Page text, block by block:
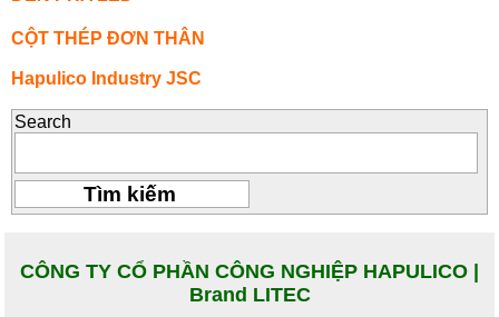
CỘT THÉP ĐƠN THÂN
Hapulico Industry JSC
Search
CÔNG TY CỔ PHẦN CÔNG NGHIỆP HAPULICO |
Brand LITEC